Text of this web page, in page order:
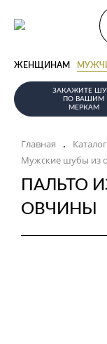
ЖЕНЩИНАМ
ЗАКАЖИТЕ
ПО ВАШИМ
МЕРКАМ
Главная . Каталог
Мужские шубы из
ПАЛЬТО
ОВЧИНЫ